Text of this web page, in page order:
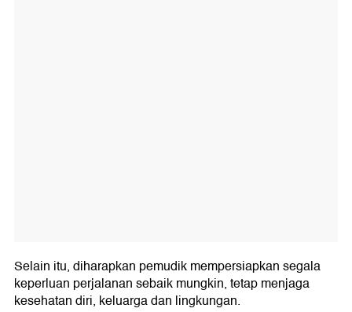
Selain itu, diharapkan pemudik mempersiapkan segala
keperluan perjalanan sebaik mungkin, tetap menjaga
kesehatan diri, keluarga dan lingkungan.